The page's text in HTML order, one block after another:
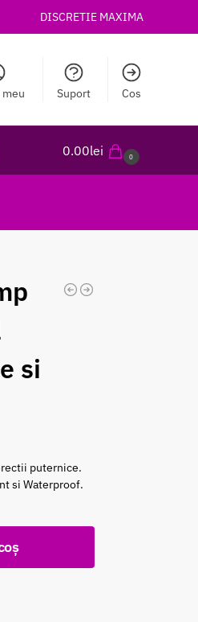
DISCRETIE MAXIMA
Suport Cos
0.00lei 0
si
puternice.
si Waterproof.